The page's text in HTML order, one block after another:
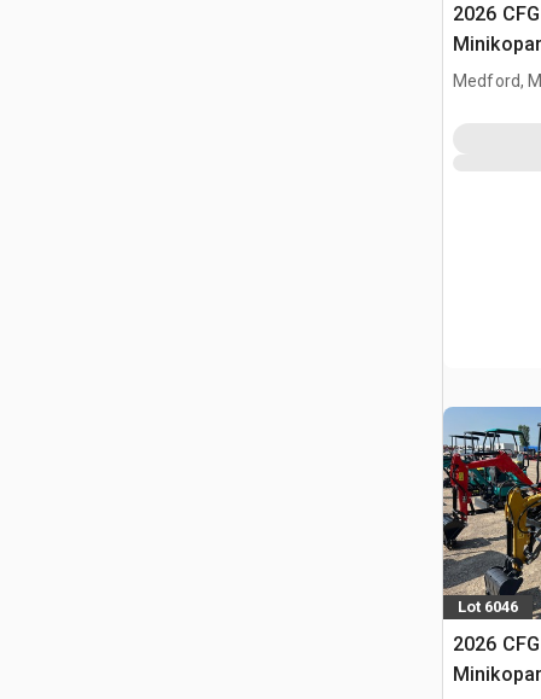
2026
Medford,
Lot 6046
2026